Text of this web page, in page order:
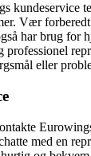
kundeservice
Vær
har brug for
professionel
eller
med en